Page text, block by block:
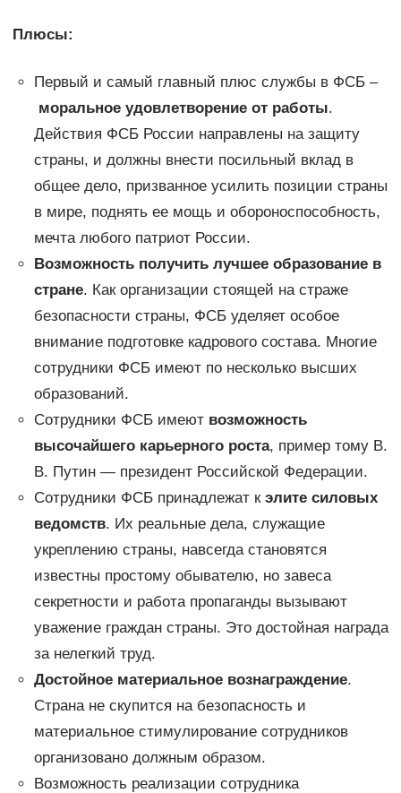
Плюсы:
Первый и самый главный плюс службы в ФСБ –
моральное удовлетворение от работы.
Действия ФСБ России направлены на защиту
страны, и должны внести посильный вклад в
общее дело, призванное усилить позиции страны
в мире, поднять ее мощь и обороноспособность,
мечта любого патриот России.
Возможность получить лучшее образование в
стране. Как организации стоящей на страже
безопасности страны, ФСБ уделяет особое
внимание подготовке кадрового состава. Многие
сотрудники ФСБ имеют по несколько высших
образований.
Сотрудники ФСБ имеют возможность
высочайшего карьерного роста, пример тому В.
В. Путин — президент Российской Федерации.
Сотрудники ФСБ принадлежат к элите силовых
ведомств. Их реальные дела, служащие
укреплению страны, навсегда становятся
известны простому обывателю, но завеса
секретности и работа пропаганды вызывают
уважение граждан страны. Это достойная награда
за нелегкий труд.
Достойное материальное вознаграждение.
Страна не скупится на безопасность и
материальное стимулирование сотрудников
организовано должным образом.
Возможность реализации сотрудника